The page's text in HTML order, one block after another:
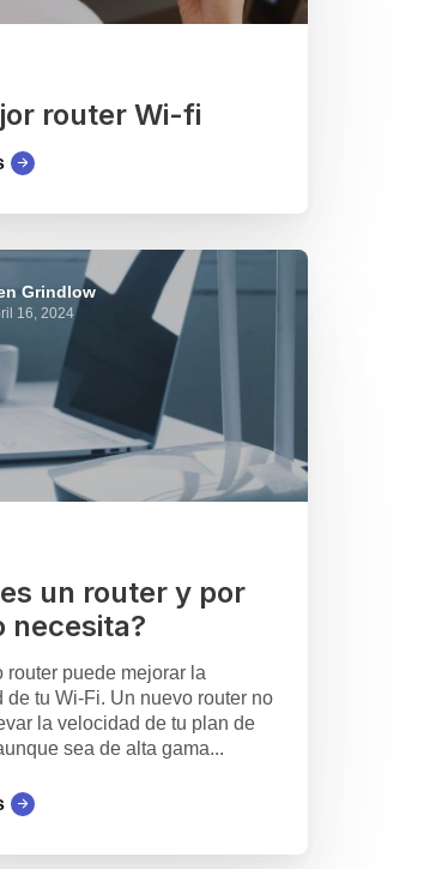
router Wi-fi
Grindlow
16, 2024
un router y por
necesita?
router puede mejorar la
de tu Wi-Fi. Un nuevo router no
la velocidad de tu plan de
sea de alta gama...